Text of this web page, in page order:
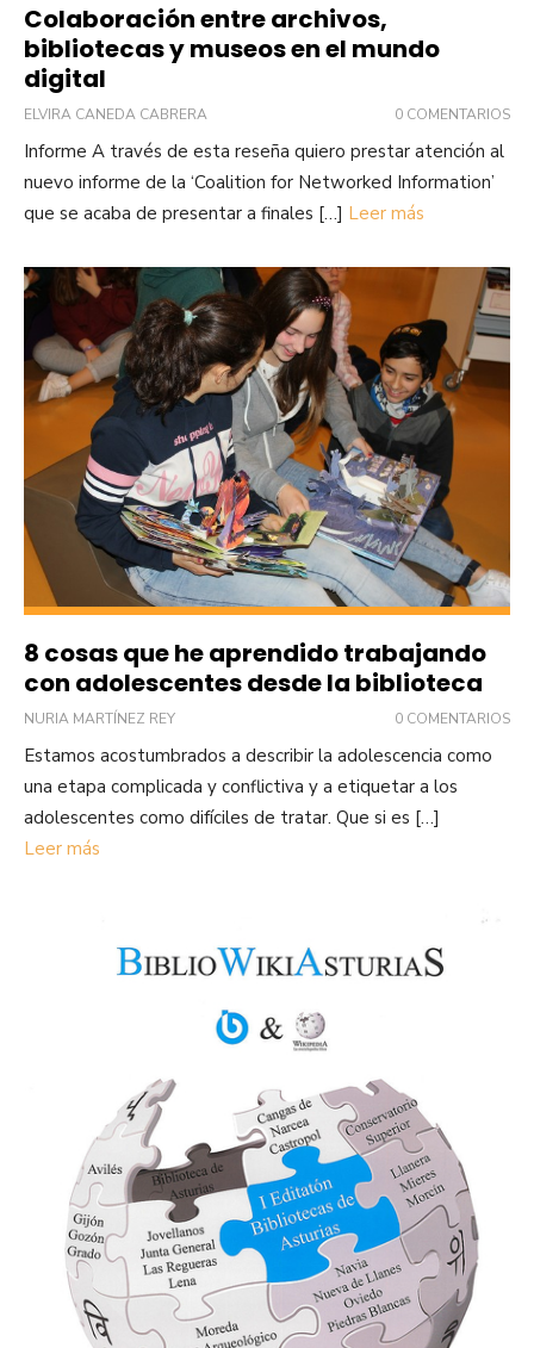
Colaboración entre archivos,
bibliotecas y museos en el mundo
digital
ELVIRA CANEDA CABRERA 0 COMENTARIOS
Informe A través de esta reseña quiero prestar atención al
nuevo informe de la ‘Coalition for Networked Information’
que se acaba de presentar a finales […] Leer más
8 cosas que he aprendido trabajando
con adolescentes desde la biblioteca
NURIA MARTÍNEZ REY 0 COMENTARIOS
Estamos acostumbrados a describir la adolescencia como
una etapa complicada y conflictiva y a etiquetar a los
adolescentes como difíciles de tratar. Que si es […]
Leer más